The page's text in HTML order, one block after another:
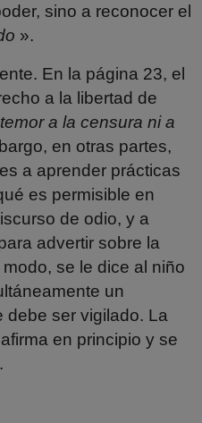
sino a reconocer el
».
En la página 23, el
a la libertad de
a la censura ni a
en otras partes,
a aprender prácticas
es permisible en
de odio, y a
advertir sobre la
se le dice al niño
un
debe ser vigilado. La
en principio y se